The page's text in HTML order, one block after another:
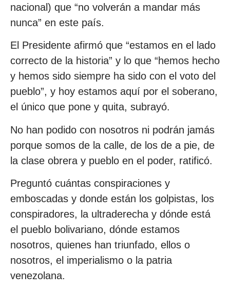
nacional) que “no volverán a mandar más
nunca” en este país.
El Presidente afirmó que “estamos en el lado
correcto de la historia” y lo que “hemos hecho
y hemos sido siempre ha sido con el voto del
pueblo”, y hoy estamos aquí por el soberano,
el único que pone y quita, subrayó.
No han podido con nosotros ni podrán jamás
porque somos de la calle, de los de a pie, de
la clase obrera y pueblo en el poder, ratificó.
Preguntó cuántas conspiraciones y
emboscadas y donde están los golpistas, los
conspiradores, la ultraderecha y dónde está
el pueblo bolivariano, dónde estamos
nosotros, quienes han triunfado, ellos o
nosotros, el imperialismo o la patria
venezolana.